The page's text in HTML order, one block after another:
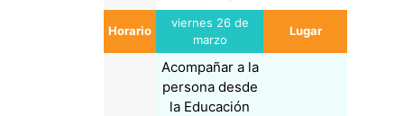
Horario
viernes 26 de
marzo
Lugar
Acompañar a la
persona desde
la Educación